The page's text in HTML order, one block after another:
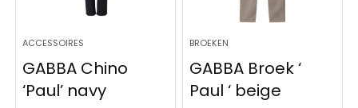
ACCESSOIRES
GABBA Chino
‘Paul’ navy
BROEKEN
GABBA Broek ‘
Paul ‘ beige